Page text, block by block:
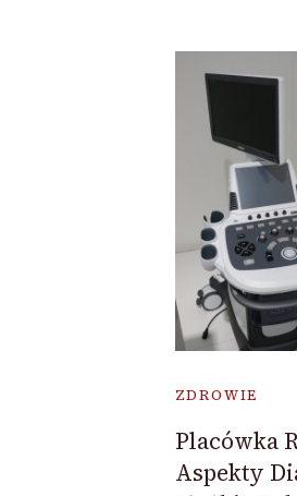
ZDROWIE
Placówka
Aspekty